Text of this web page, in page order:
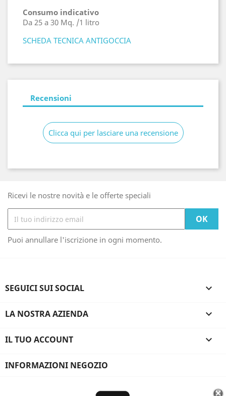
Consumo indicativo
Da 25 a 30 Mq. /1 litro
SCHEDA TECNICA ANTIGOCCIA
Recensioni
Clicca qui per lasciare una recensione
Ricevi le nostre novità e le offerte speciali
Puoi annullare l'iscrizione in ogni momento.
SEGUICI SUI SOCIAL 
LA NOSTRA AZIENDA 
IL TUO ACCOUNT 
INFORMAZIONI NEGOZIO